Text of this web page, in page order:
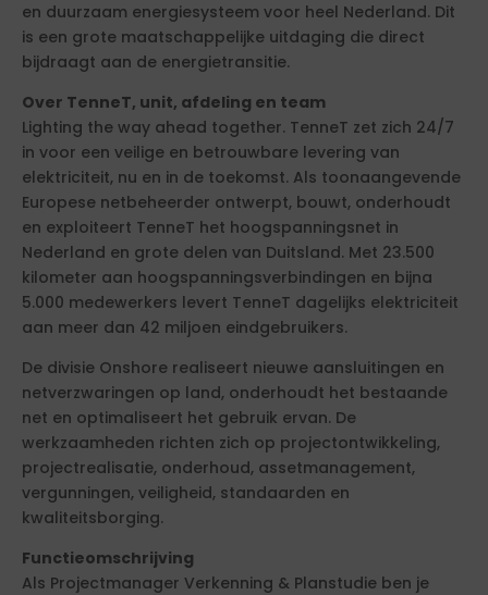
en duurzaam energiesysteem voor heel Nederland. Dit
is een grote maatschappelijke uitdaging die direct
bijdraagt aan de energietransitie.
Over TenneT, unit, afdeling en team
Lighting the way ahead together. TenneT zet zich 24/7
in voor een veilige en betrouwbare levering van
elektriciteit, nu en in de toekomst. Als toonaangevende
Europese netbeheerder ontwerpt, bouwt, onderhoudt
en exploiteert TenneT het hoogspanningsnet in
Nederland en grote delen van Duitsland. Met 23.500
kilometer aan hoogspanningsverbindingen en bijna
5.000 medewerkers levert TenneT dagelijks elektriciteit
aan meer dan 42 miljoen eindgebruikers.
De divisie Onshore realiseert nieuwe aansluitingen en
netverzwaringen op land, onderhoudt het bestaande
net en optimaliseert het gebruik ervan. De
werkzaamheden richten zich op projectontwikkeling,
projectrealisatie, onderhoud, assetmanagement,
vergunningen, veiligheid, standaarden en
kwaliteitsborging.
Functieomschrijving
Als Projectmanager Verkenning & Planstudie ben je